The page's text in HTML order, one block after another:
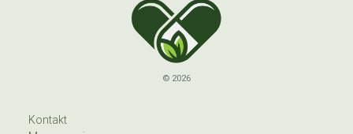
© 2026
Kontakt